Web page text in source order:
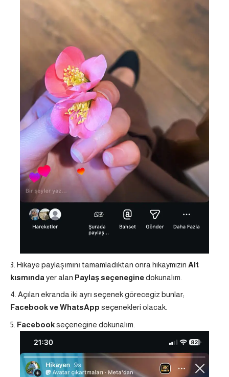
Hikaye paylaşımını tamamladıktan onra hikaymizin Alt
kısmında yer alan Paylaş seçeneginedokunalım.
Açılan ekranda iki ayrı seçenek görecegiz bunlar;
Facebook ve WhatsApp seçenekleri olacak.
Facebookseçenegine dokunalım.